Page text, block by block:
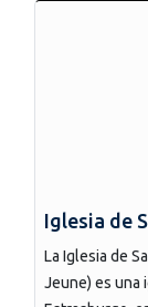
Iglesia de
La Iglesia de
Jeune) es una